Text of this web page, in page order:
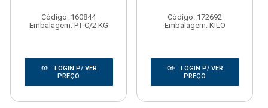
Código: 160844
Embalagem: PT C/2 KG
LOGIN P/ VER
PREÇO
Código: 172692
Embalagem: KILO
LOGIN P/ VER
PREÇO